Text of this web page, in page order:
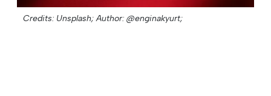
Credits: Unsplash; Author: @enginakyurt;